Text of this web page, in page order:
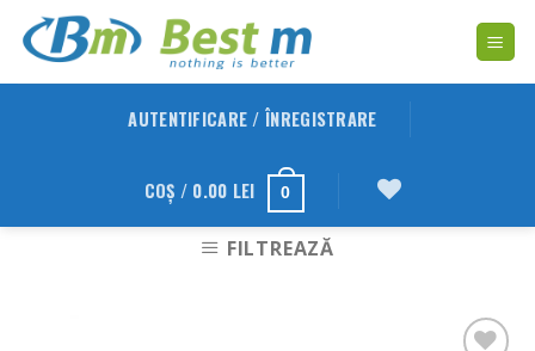
AUTENTIFICARE / ÎNREGISTRARE
COȘ / 0.00 LEI 0
FILTREAZĂ